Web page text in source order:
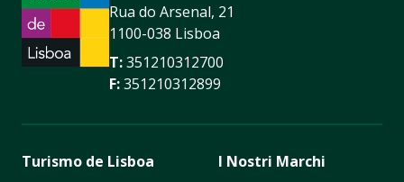
Rua do Arsenal, 21
1100-038 Lisboa
T:351210312700
F:351210312899
Turismo de Lisboa
I Nostri Marchi